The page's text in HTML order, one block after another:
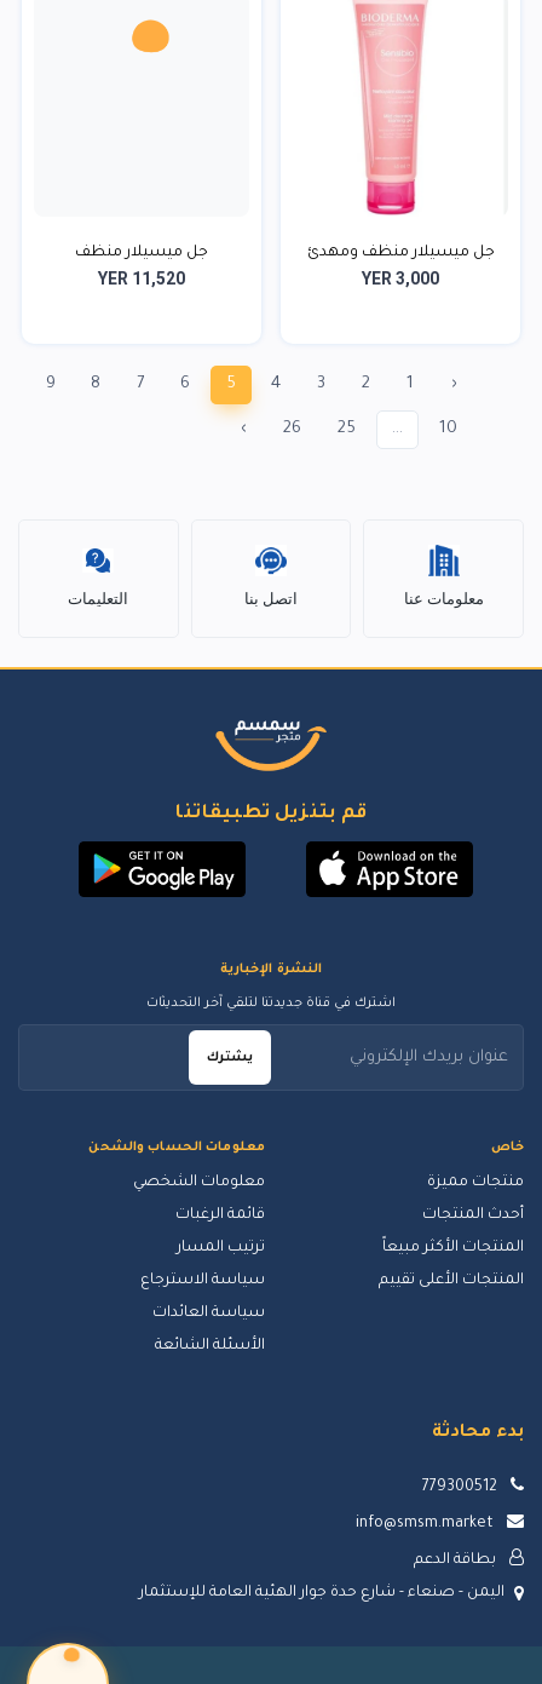
جل ميسيلار منظف ومهدئ
YER 3,000
جل ميسيلار منظف
YER 11,520
‹
1
2
3
4
5
6
7
8
9
10
...
25
26
›
معلومات عنا اتصل بنا التعليمات
قم بتنزيل تطبيقاتنا
خاص
منتجات مميزة
أحدث المنتجات
المنتجات الأكثر مبيعاً
المنتجات الأعلى تقييم
معلومات الحساب والشحن
معلومات الشخصي
قائمة الرغبات
ترتيب المسار
سياسة الاسترجاع
سياسة العائدات
الأسئلة الشائعة
النشرة الإخبارية
اشترك في قناة جديدتنا لتلقي آخر التحديثات
يشترك
بدء محادثة
779300512
info@smsm.market
بطاقة الدعم
اليمن - صنعاء - شارع حدة جوار الهئية العامة للإستثمار